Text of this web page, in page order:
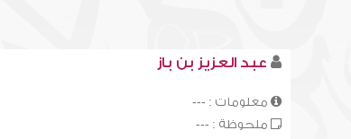
عبد العزيز بن باز
معلومات : ---
ملحوظة : ---